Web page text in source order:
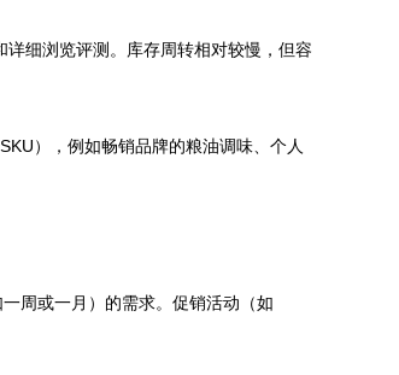
细浏览评测。库存周转相对较慢，但容
），例如畅销品牌的粮油调味、个人
周或一月）的需求。促销活动（如